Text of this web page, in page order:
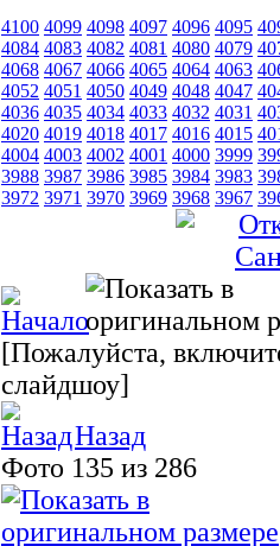
4100 4099 4098 4097 4096 4095
4084 4083 4082 4081 4080 4079
4068 4067 4066 4065 4064 4063
4052 4051 4050 4049 4048 4047
4036 4035 4034 4033 4032 4031
4020 4019 4018 4017 4016 4015
4004 4003 4002 4001 4000 3999
3988 3987 3986 3985 3984 3983
3972 3971 3970 3969 3968 3967
[Пожалуйста,
слайдшоу]
Назад
Фото 135 из 286